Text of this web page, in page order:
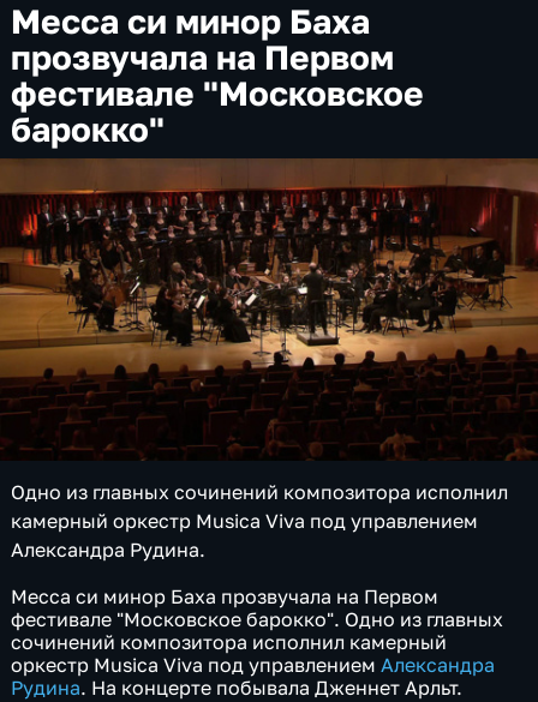
Месса си минор Баха
прозвучала на Первом
фестивале "Московское
барокко"
Одно из главных сочинений композитора исполнил
камерный оркестр Musiсa Viva под управлением
Александра Рудина.
Месса си минор Баха прозвучала на Первом
фестивале "Московское барокко". Одно из главных
сочинений композитора исполнил камерный
оркестр Musiсa Viva под управлениемАлександра
Рудина. На концерте побывала Дженнет Арльт.